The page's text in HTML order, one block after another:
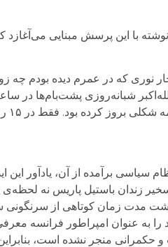
درباره انقلاب ۵۷ و مخالفانش. نوشته با این
نوری که در عمرم دیده بودم چه
شبانه‌روزی پشت‌بام‌ها در
از آن و نظام سیاسی برآمده از آن،
مدت زمان کوتاهی از سرنگونی
منجر نشده است،